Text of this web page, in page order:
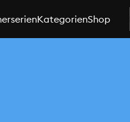
KategorienShop